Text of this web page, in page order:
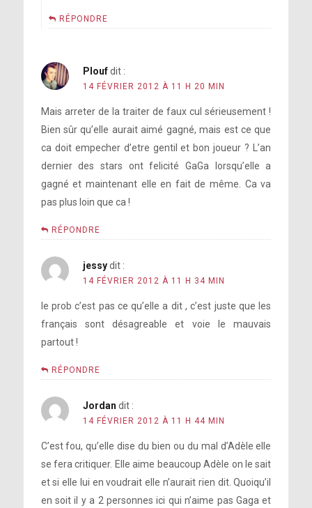
RÉPONDRE
Plouf dit :
14 FÉVRIER 2012 À 11 H 20 MIN
Mais arreter de la traiter de faux cul sérieusement !
Bien sûr qu’elle aurait aimé gagné, mais est ce que
ca doit empecher d’etre gentil et bon joueur ? L’an
dernier des stars ont felicité GaGa lorsqu’elle a
gagné et maintenant elle en fait de même. Ca va
pas plus loin que ca !
RÉPONDRE
jessy dit :
14 FÉVRIER 2012 À 11 H 34 MIN
le prob c’est pas ce qu’elle a dit , c’est juste que les
français sont désagreable et voie le mauvais
partout !
RÉPONDRE
Jordan dit :
14 FÉVRIER 2012 À 11 H 44 MIN
C’est fou, qu’elle dise du bien ou du mal d’Adèle elle
se fera critiquer. Elle aime beaucoup Adèle on le sait
et si elle lui en voudrait elle n’aurait rien dit. Quoiqu’il
en soit il y a 2 personnes ici qui n’aime pas Gaga et